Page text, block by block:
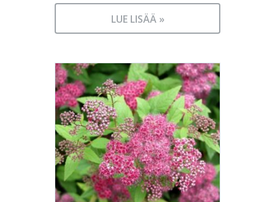
LUE LISÄÄ »